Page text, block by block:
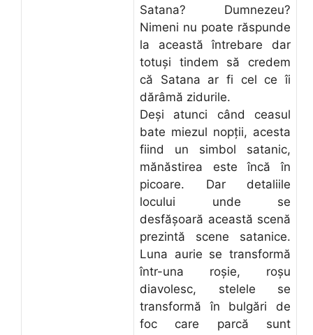
Satana? Dumnezeu?
Nimeni nu poate răspunde
la această întrebare dar
totuși tindem să credem
că Satana ar fi cel ce îi
dărâmă zidurile.
Deși atunci când ceasul
bate miezul nopții, acesta
fiind un simbol satanic,
mănăstirea este încă în
picoare. Dar detaliile
locului unde se
desfășoară această scenă
prezintă scene satanice.
Luna aurie se transformă
într-una roșie, roșu
diavolesc, stelele se
transformă în bulgări de
foc care parcă sunt